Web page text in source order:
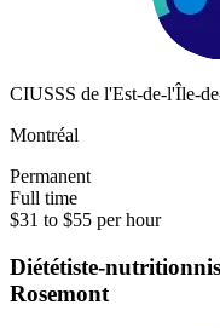
CIUSSS de l'Est-de-l'Île-
Montréal
Permanent
Full time
$31 to $55 per hour
Diététiste-
Rosemont